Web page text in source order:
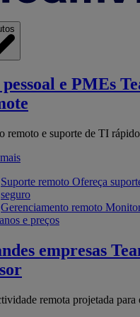
pessoal e PMEs
remoto e suporte de TI
Suporte remoto Ofereça
seguro
Gerenciamento remoto
e preços
empresas
remota projetada para